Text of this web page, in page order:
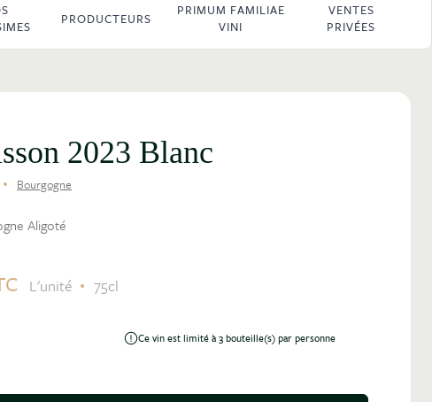
PRODUCTEURS
PRIMUM FAMILIAE
VINI
VENTES
PRIVÉES
2023 Blanc
Bourgogne
Aligoté
L'unité 75cl
Ce vin est limité à 3 bouteille(s) par personne